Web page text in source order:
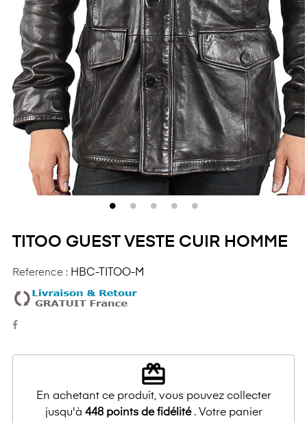
TITOO GUEST VESTE CUIR HOMME
Reference : HBC-TITOO-M
redeem
En achetant ce produit, vous pouvez collecter
jusqu'à 448points de fidélité. Votre panier